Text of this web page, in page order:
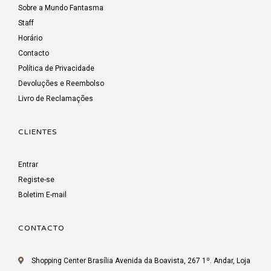
Sobre a Mundo Fantasma
Staff
Horário
Contacto
Política de Privacidade
Devoluções e Reembolso
Livro de Reclamações
CLIENTES
Entrar
Registe-se
Boletim E-mail
CONTACTO
Shopping Center Brasília Avenida da Boavista, 267 1º. Andar, Loja